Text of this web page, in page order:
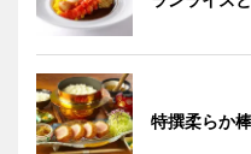
特撰柔らか